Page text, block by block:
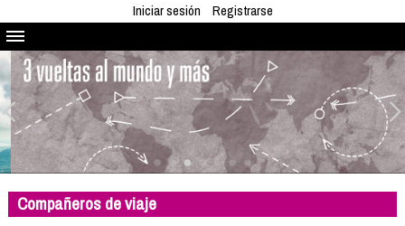
Iniciar sesión Registrarse
Quienes somos
El proyecto
Blog
Viaja con nosotros
Camino solidario
Libros
Compañeros de viaje